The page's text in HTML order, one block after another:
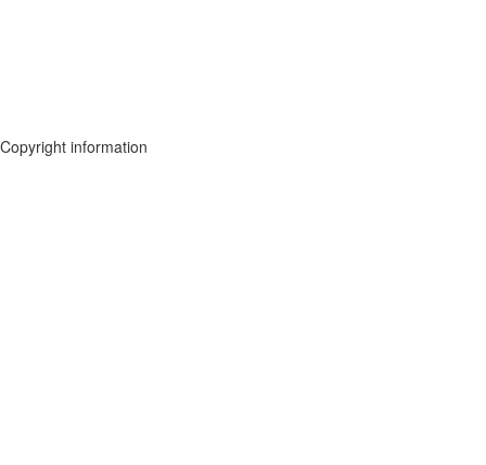
Copyright information